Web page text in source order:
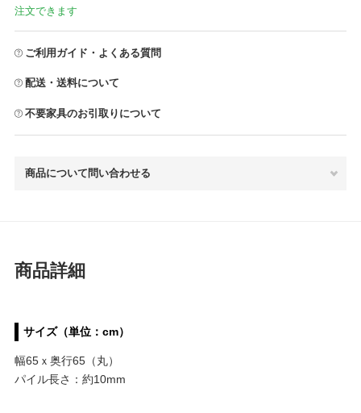
注文できます
ご利用ガイド・よくある質問
配送・送料について
不要家具のお引取りについて
商品について問い合わせる
商品詳細
サイズ（単位：cm）
幅65ｘ奥行65（丸）
パイル長さ：約10mm